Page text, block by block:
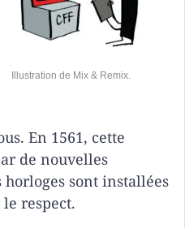
Illustration de Mix & Remix.
En 1561, cette
de nouvelles
sont installées
respect.